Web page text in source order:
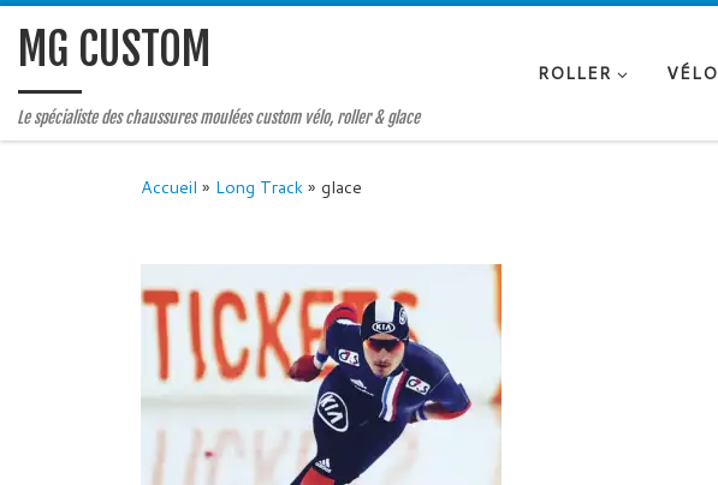
MG CUSTOM
Le spécialiste des chaussures moulées custom vélo, roller & glace
ROLLER VÉLO
Accueil » Long Track» glace